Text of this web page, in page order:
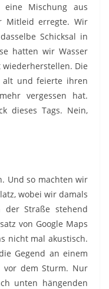
Mischung aus
Mitleid erregte. Wir
Schicksal in
hatten wir Wasser
Die
alt und feierte ihren
vergessen hat.
dieses Tags. Nein,
Und so machten wir
wobei wir damals
Straße stehend
von Google Maps
nicht mal akustisch.
Gegend an einem
vor dem Sturm. Nur
unten hängenden